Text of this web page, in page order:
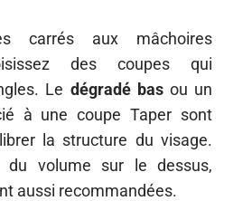
carrés aux mâchoires
des coupes qui
Le dégradé basou un
à une coupe Taper sont
la structure du visage.
du volume sur le dessus,
aussi recommandées.